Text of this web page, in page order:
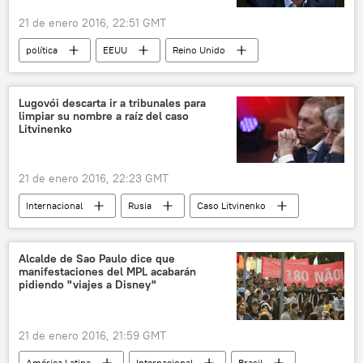
21 de enero 2016, 22:51 GMT
política EEUU
Reino Unido
Argentina
David Cameron
Benjamín Netanyahu
Joe Biden
Manuel Valls
Mark Rutte
Lugovói descarta ir a tribunales para
limpiar su nombre a raíz del caso
Litvinenko
21 de enero 2016, 22:23 GMT
Internacional Rusia
Caso Litvinenko
Reino Unido
Alexandr Litvinenko
Andréi Lugovói
Partido Liberal Democrático de Rusia (LDPR)
Alcalde de Sao Paulo dice que
manifestaciones del MPL acabarán
pidiendo "viajes a Disney"
21 de enero 2016, 21:59 GMT